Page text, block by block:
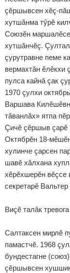
çӗршывсен хӗç-
хутшăнма тӳрӗ
Союзӗн
хутшăнчӗç.
çурутравне пеме
вермахтăн ӗлӗкхи
пулса кайнă çак
1970 çулхи
Варшава
тăванлăх» ятпа
Çичӗ çӗршыв çарӗ
Октябрӗн 18-
хулинче çарсен
шавӗ хăлхана
хӗрӗхшерӗн
секретарӗ
Виçӗ талăк тревога
Салтаксен мирлӗ
памастчӗ. 1968
бундестагне
çӗршывсен